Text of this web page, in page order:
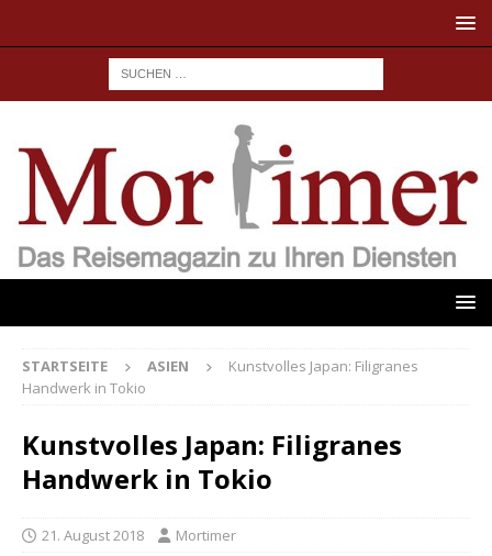
STARTSEITE ASIEN
Kunstvolles Japan: Filigranes
Handwerk in Tokio
Kunstvolles Japan: Filigranes
Handwerk in Tokio
21. August 2018 Mortimer